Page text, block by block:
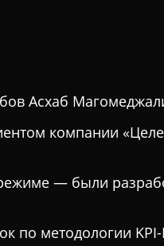
Асхаб
компании
— были
по методологии